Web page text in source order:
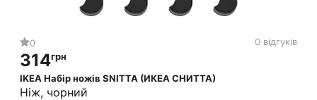
0 0 відгуків
314грн
IKEA Набір ножів SNITTA (ИКЕА СНИТТА)
Ніж, чорний